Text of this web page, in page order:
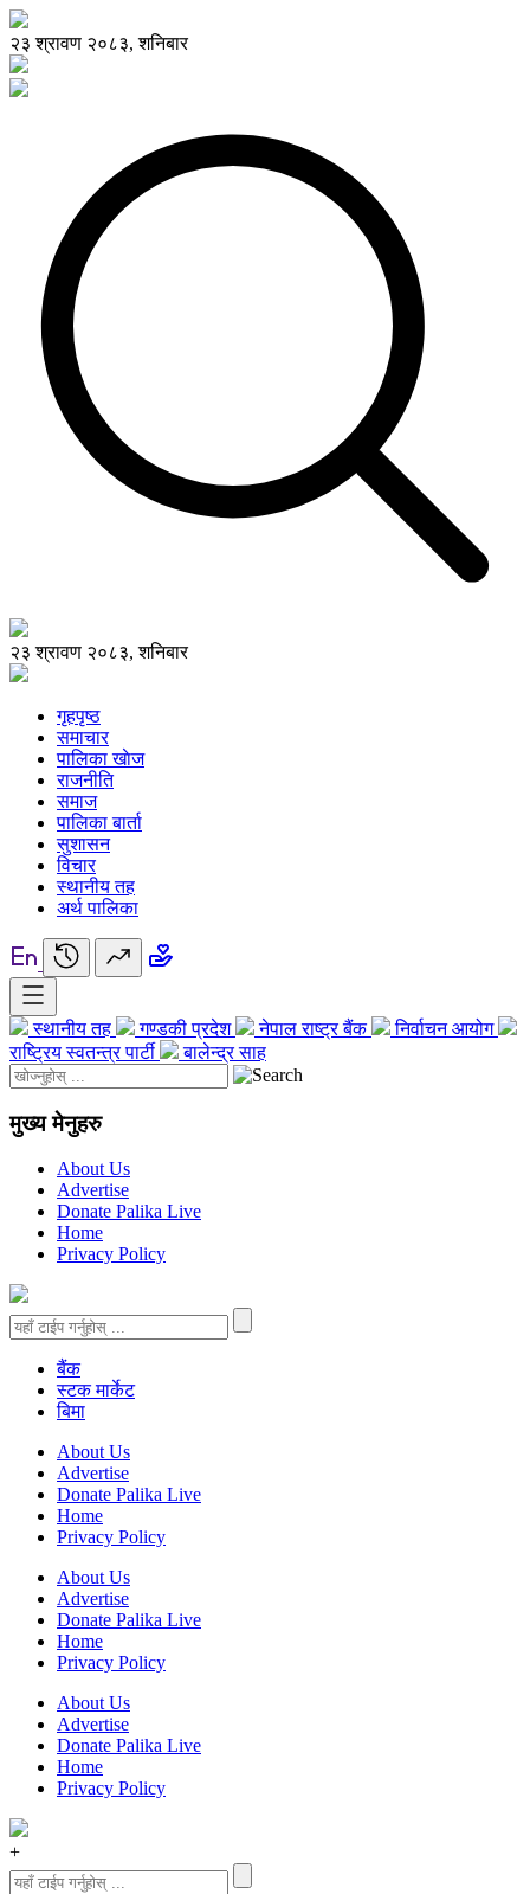
२३ श्रावण २०८३, शनिबार
२३ श्रावण २०८३, शनिबार
गृहपृष्ठ
समाचार
पालिका खाेज
राजनीति
समाज
पालिका बार्ता
सुशासन
विचार
स्थानीय तह
अर्थ पालिका
स्थानीय तह गण्डकी प्रदेश नेपाल राष्ट्र बैंक
निर्वाचन आयोग
राष्ट्रिय स्वतन्त्र पार्टी
बालेन्द्र साह
मुख्य मेनुहरु
About Us
Advertise
Donate Palika Live
Home
Privacy Policy
बैंक
स्टक मार्केट
बिमा
About Us
Advertise
Donate Palika Live
Home
Privacy Policy
About Us
Advertise
Donate Palika Live
Home
Privacy Policy
About Us
Advertise
Donate Palika Live
Home
Privacy Policy
+